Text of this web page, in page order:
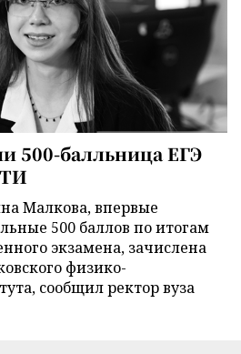
500-балльница ЕГЭ
Малкова, впервые
500 баллов по итогам
экзамена, зачислена
физико-
сообщил ректор вуза